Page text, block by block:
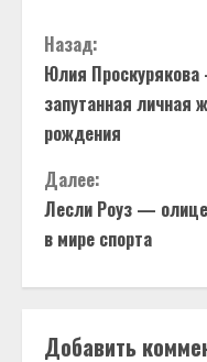
П
р
о
д
о
л
ж
Назад:
Юлия
запутанная личная
рождения
Далее:
Лесли Роуз —
в мире спорта
Добавить